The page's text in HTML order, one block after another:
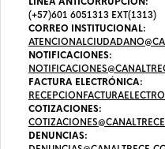
(+57)601 6051313 EXT(1313)
CORREO INSTITUCIONAL:
NOTIFICACIONES:
FACTURA ELECTRÓNICA:
COTIZACIONES:
DENUNCIAS: